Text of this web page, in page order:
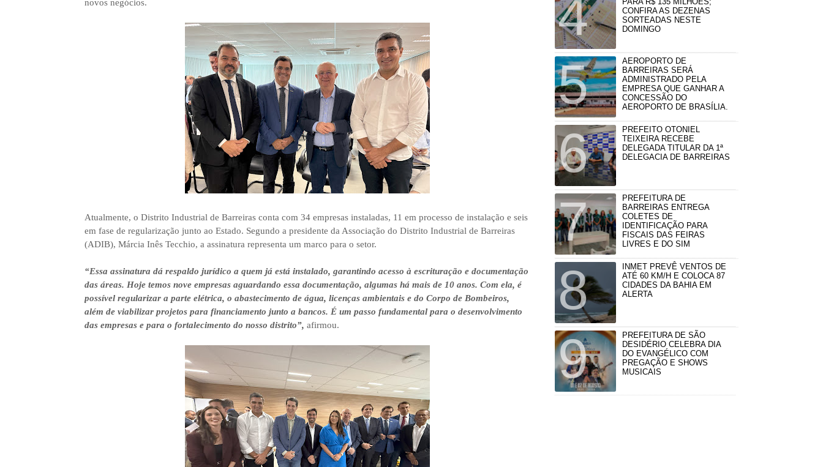
novos negócios.
Atualmente, o Distrito Industrial de Barreiras conta com 34 empresas instaladas, 11 em processo de instalação e seis
em fase de regularização junto ao Estado. Segundo a presidente da Associação do Distrito Industrial de Barreiras
(ADIB), Márcia Inês Tecchio, a assinatura representa um marco para o setor.
“Essa assinatura dá respaldo jurídico a quem já está instalado, garantindo acesso à escrituração e documentação
das áreas. Hoje temos nove empresas aguardando essa documentação, algumas há mais de 10 anos. Com ela, é
possível regularizar a parte elétrica, o abastecimento de água, licenças ambientais e do Corpo de Bombeiros,
além de viabilizar projetos para financiamento junto a bancos. É um passo fundamental para o desenvolvimento
das empresas e para o fortalecimento do nosso distrito”, afirmou.
CONFIRA AS DEZENAS
SORTEADAS NESTE
DOMINGO
AEROPORTO DE
BARREIRAS SERÁ
ADMINISTRADO PELA
EMPRESA QUE GANHAR A
CONCESSÃO DO
AEROPORTO DE BRASÍLIA.
PREFEITO OTONIEL
TEIXEIRA RECEBE
DELEGADA TITULAR DA 1ª
DELEGACIA DE BARREIRAS
PREFEITURA DE
BARREIRAS ENTREGA
COLETES DE
IDENTIFICAÇÃO PARA
FISCAIS DAS FEIRAS
LIVRES E DO SIM
INMET PREVÊ VENTOS DE
ATÉ 60 KM/H E COLOCA 87
CIDADES DA BAHIA EM
ALERTA
PREFEITURA DE SÃO
DESIDÉRIO CELEBRA DIA
DO EVANGÉLICO COM
PREGAÇÃO E SHOWS
MUSICAIS